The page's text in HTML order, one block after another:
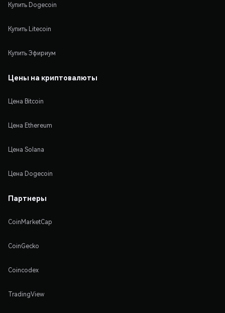
Купить Dogecoin
Купить Litecoin
Купить Эфириум
Цены на криптовалюты
Цена Bitcoin
Цена Ethereum
Цена Solana
Цена Dogecoin
Партнеры
CoinMarketCap
CoinGecko
Coincodex
TradingView